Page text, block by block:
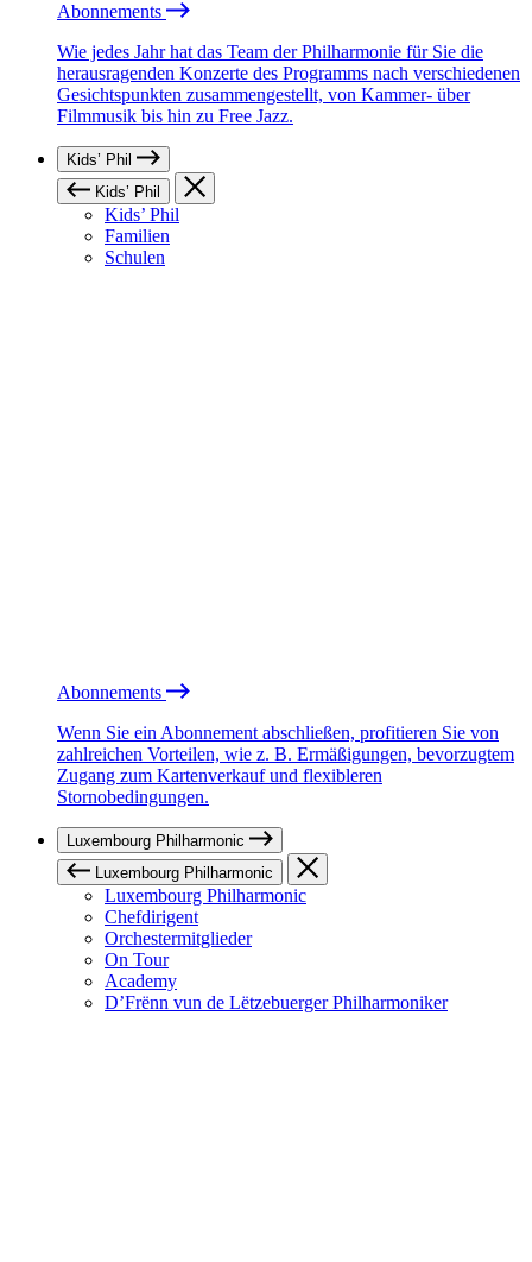
Abonnements
Wie jedes Jahr hat das Team der Philharmonie für Sie die
herausragenden Konzerte des Programms nach verschiedenen
Gesichtspunkten zusammengestellt, von Kammer- über
Filmmusik bis hin zu Free Jazz.
Kids’ Phil
Kids’ Phil
Kids’ Phil
Familien
Schulen
Abonnements
Wenn Sie ein Abonnement abschließen, profitieren Sie von
zahlreichen Vorteilen, wie z. B. Ermäßigungen, bevorzugtem
Zugang zum Kartenverkauf und flexibleren
Stornobedingungen.
Luxembourg Philharmonic
Luxembourg Philharmonic
Luxembourg Philharmonic
Chefdirigent
Orchestermitglieder
On Tour
Academy
D’Frënn vun de Lëtzebuerger Philharmoniker